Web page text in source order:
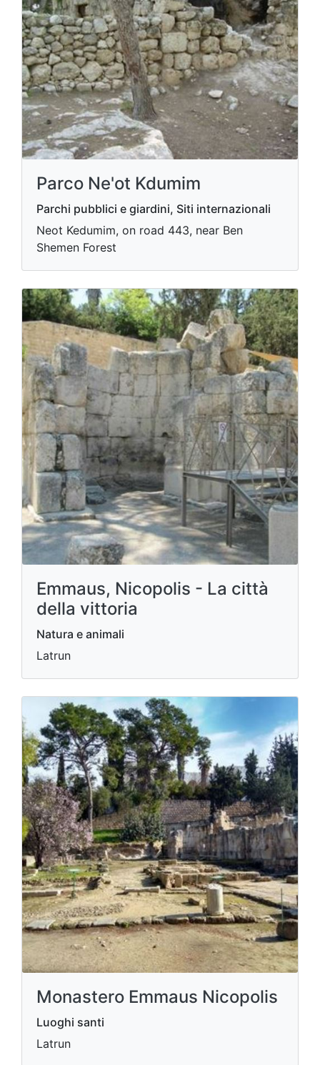
Parco Ne'ot Kdumim
Parchi pubblici e giardini, Siti internazionali
Neot Kedumim, on road 443, near Ben
Shemen Forest
Emmaus, Nicopolis - La città
della vittoria
Natura e animali
Latrun
Monastero Emmaus Nicopolis
Luoghi santi
Latrun